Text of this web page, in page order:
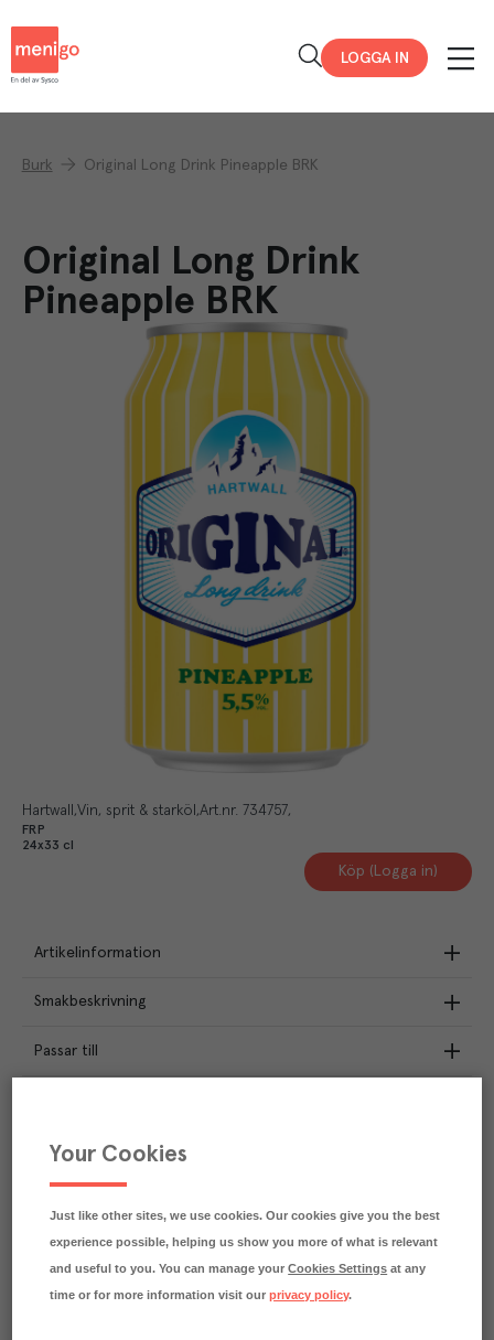
LOGGA IN
Burk Original Long Drink Pineapple BRK
Original Long Drink
Pineapple BRK
Hartwall Vin, sprit & starköl Art.nr. 734757
FRP
24x33 cl
Köp (Logga in)
Artikelinformation
Smakbeskrivning
Passar till
Klimatavtryck
CO₂e/kg
utsläppen av 1.9 kg koldioxid.
Läs mer om hur vi beräknar klimatavtryck
Your Cookies
Just like other sites, we use cookies. Our cookies give you the best
experience possible, helping us show you more of what is relevant
and useful to you. You can manage yourCookies Settings at any
time or for more information visit ourprivacy policy.